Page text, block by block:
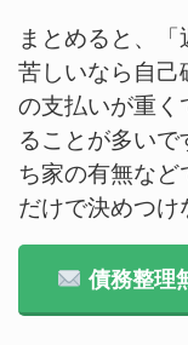
まとめると、
苦しいなら自己
の支払いが重く
ることが多い
ち家の有無など
だけで決めつけ
債務整理